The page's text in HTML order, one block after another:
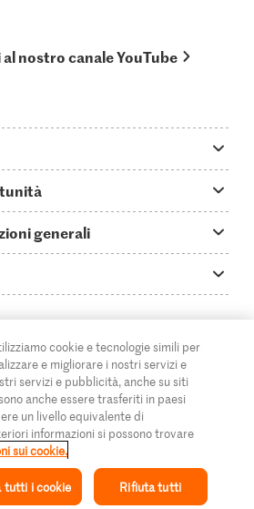
Il mio Migusto Menu
nostro canale YouTube
& bambini
generali
cooperative Migros
cookie e tecnologie simili per
e migliorare i nostri servizi e
servizi e pubblicità, anche su siti
anche essere trasferiti in paesi
un livello equivalente di
informazioni si possono trovare
sui cookie.
Rifiuta tutti
tutti i cookie